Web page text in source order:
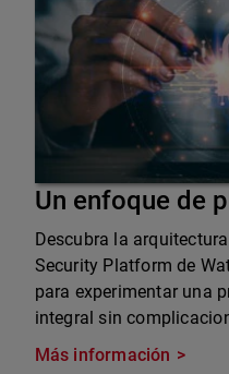
Un enfoque de
Descubra la
Security Platform de
para experimentar una
integral sin
Más información